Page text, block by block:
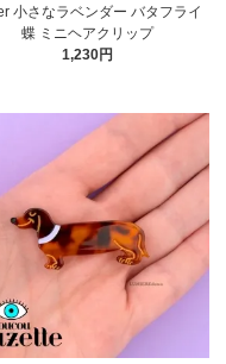
小さなラベンダー バタフライ
蝶 ミニヘアクリップ
1,230円